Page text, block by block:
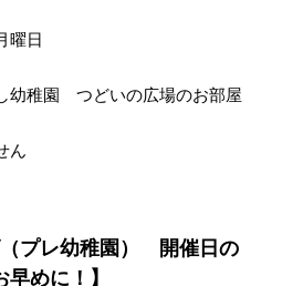
日
幼稚園 つどいの広場のお部屋
ん
プレ幼稚園） 開催日の
めに！】